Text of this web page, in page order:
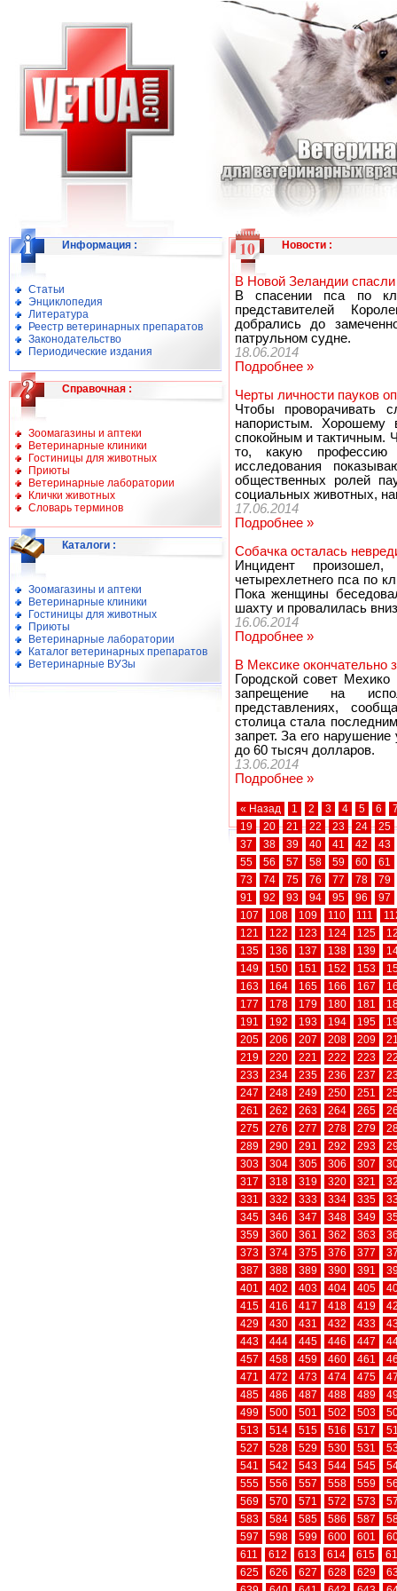
Информация :
Статьи
Энциклопедия
Литература
Реестр ветеринарных препаратов
Законодательство
Периодические издания
Справочная :
Зоомагазины и аптеки
Ветеринарные клиники
Гостиницы для животных
Приюты
Ветеринарные лаборатории
Клички животных
Словарь терминов
Каталоги :
Зоомагазины и аптеки
Ветеринарные клиники
Гостиницы для животных
Приюты
Ветеринарные лаборатории
Каталог ветеринарных препаратов
Ветеринарные ВУЗы
Новости:
В Новой Зеландии
В спасении пса по
представителей
добрались до
патрульном судне.
18.06.2014
Подробнее »
Черты личности пауков
Чтобы проворачивать
напористым.
спокойным и тактичным.
то, какую профессию
исследования
общественных ролей
социальных животных,
17.06.2014
Подробнее »
Собачка осталась
Инцидент
четырехлетнего пса по
Пока женщины
шахту и провалилась
16.06.2014
Подробнее »
В Мексике окончательно
Городской совет
запрещение на
представлениях,
столица стала
запрет. За его
до 60 тысяч долларов.
13.06.2014
Подробнее »
« Назад 1 2 3 4 5 6
19
20 21 22 23 24
25
37
38 39 40 41 42
43
55
56 57 58 59 60
61
73
74 75 76 77 78
79
91
92 93 94 95 96
97
107
108 109 110 111
121
122 123 124 125
135
136 137 138 139
149
150 151 152 153
163
164 165 166 167
177
178 179 180 181
191
192 193 194 195
205
206 207 208 209
219
220 221 222 223
233
234 235 236 237
247
248 249 250 251
261
262 263 264 265
275
276 277 278 279
289
290 291 292 293
303
304 305 306 307
317
318 319 320 321
331
332 333 334 335
345
346 347 348 349
359
360 361 362 363
373
374 375 376 377
387
388 389 390 391
401
402 403 404 405
415
416 417 418 419
429
430 431 432 433
443
444 445 446 447
457
458 459 460 461
471
472 473 474 475
485
486 487 488 489
499
500 501 502 503
513
514 515 516 517
527
528 529 530 531
541
542 543 544 545
555
556 557 558 559
569
570 571 572 573
583
584 585 586 587
597
598 599 600 601
611
612 613 614 615
625
626 627 628 629